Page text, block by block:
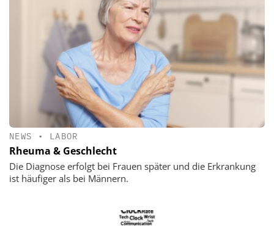
NEWS • LABOR
Rheuma & Geschlecht
Die Diagnose erfolgt bei Frauen später und die Erkrankung
ist häufiger als bei Männern.